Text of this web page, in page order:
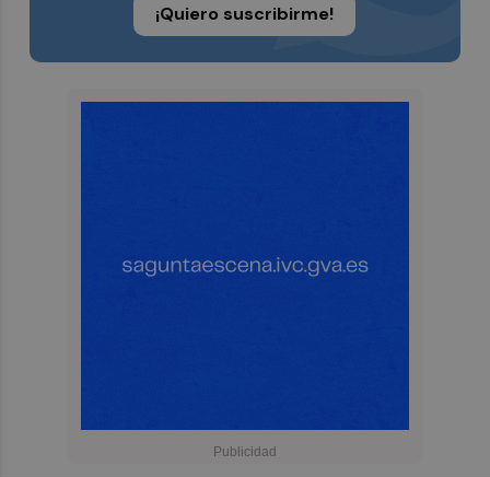
¡Quiero suscribirme!